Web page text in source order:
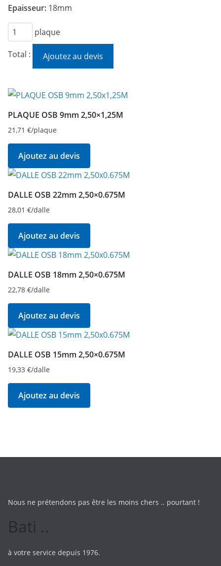
Epaisseur: 18mm
quantité
de
PLAQUE
2,50x1,25M
plaque
Total : Ajoutez au devis
PLAQUE OSB 9mm 2,50×1,25M
21,71 €/plaque
Ajoutez au devis
DALLE OSB 22mm 2,50×0.675M
28,01 €/dalle
Ajoutez au devis
DALLE OSB 18mm 2,50×0.675M
22,78 €/dalle
Ajoutez au devis
DALLE OSB 15mm 2,50×0.675M
19,33 €/dalle
Ajoutez au devis
Nous ne prétendons pas être les moins chers .. pourtant !
Bati ..
à votre service depuis 1976.